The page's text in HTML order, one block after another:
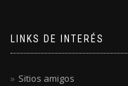
LINKS DE INTERÉS
Sitios amigos